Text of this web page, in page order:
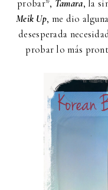
probar*, Tamara, la
Meik Up, me dio
desesperada
probar lo más